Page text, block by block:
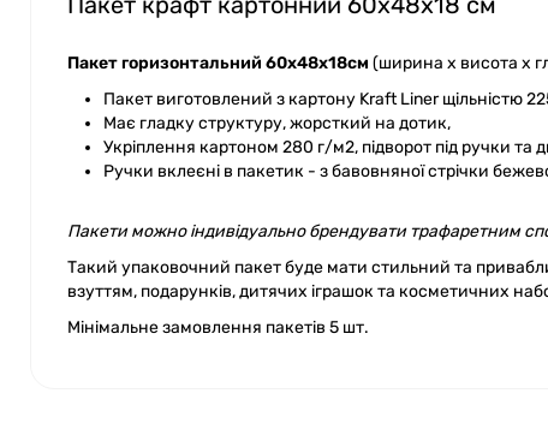
Пакет горизонтальний 60х48х18см (ширина x висота x
Пакет виготовлений з картону Kraft Liner щільністю
Має гладку структуру, жорсткий на дотик,
Укріплення картоном 280 г/м2, підворот під ручки та
Ручки вклеєні в пакетик - з бавовняної стрічки
Пакети можно індивідуально брендувати трафаретним
Такий упаковочний пакет буде мати стильний та
взуттям, подарунків, дитячих іграшок та косметичних
Мінімальне замовлення пакетів 5 шт.